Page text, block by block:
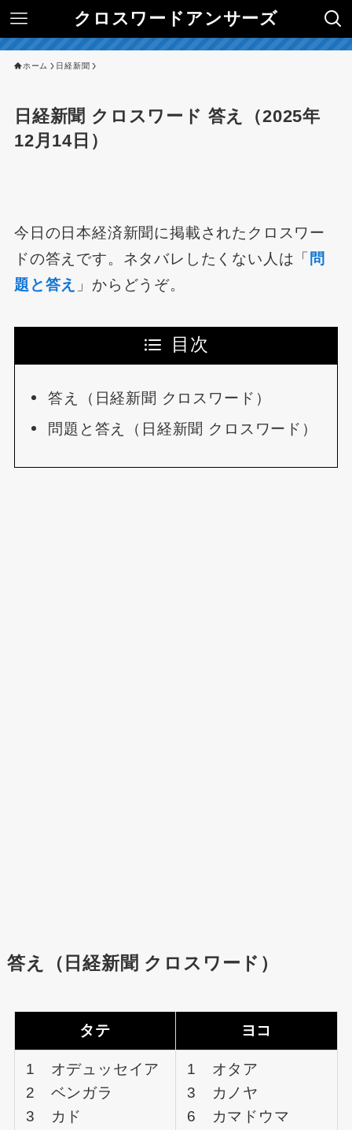
クロスワードアンサーズ
ホーム 日経新聞
日経新聞 クロスワード 答え（2025年
12月14日）
今日の日本経済新聞に掲載されたクロスワー
ドの答えです。ネタバレしたくない人は「 問
題と答え
」からどうぞ。
目次
答え（日経新聞 クロスワード）
問題と答え（日経新聞 クロスワード）
答え（日経新聞 クロスワード）
タテ ヨコ
1 オデュッセイア
2 ベンガラ
3 カド
1 オタア
3 カノヤ
6 カマドウマ